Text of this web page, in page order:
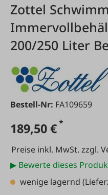
Zottel
200/250 Liter
Bestell-Nr: FA109659
189,50 €*
Preise inkl. MwSt. zzgl.
▶ Bewerte dieses
wenige lagernd